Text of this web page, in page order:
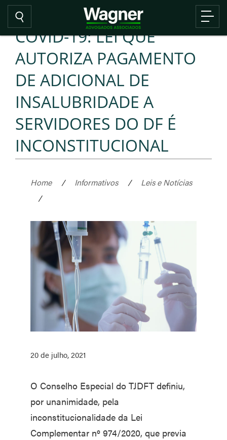
COVID-19: LEI QUE
AUTORIZA PAGAMENTO
DE ADICIONAL DE
INSALUBRIDADE A
SERVIDORES DO DF É
INCONSTITUCIONAL
Home / Informativos /
Leis e Notícias
/
20 de julho, 2021
O Conselho Especial do TJDFT definiu,
por unanimidade, pela
inconstitucionalidade da Lei
Complementar nº 974/2020, que previa